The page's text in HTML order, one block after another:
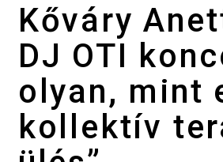
Kőváry
DJ OTI
olyan, mint
kollektív